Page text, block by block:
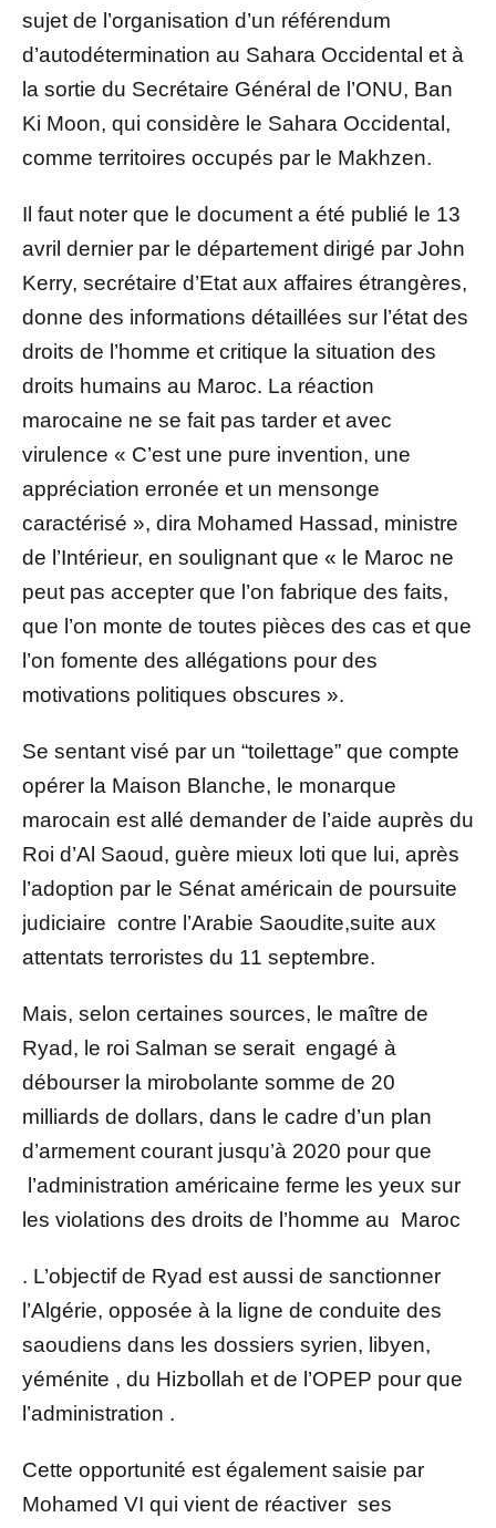
sujet de l’organisation d’un référendum
d’autodétermination au Sahara Occidental et à
la sortie du Secrétaire Général de l’ONU, Ban
Ki Moon, qui considère le Sahara Occidental,
comme territoires occupés par le Makhzen.
Il faut noter que le document a été publié le 13
avril dernier par le département dirigé par John
Kerry, secrétaire d’Etat aux affaires étrangères,
donne des informations détaillées sur l’état des
droits de l’homme et critique la situation des
droits humains au Maroc. La réaction
marocaine ne se fait pas tarder et avec
virulence « C’est une pure invention, une
appréciation erronée et un mensonge
caractérisé », dira Mohamed Hassad, ministre
de l’Intérieur, en soulignant que « le Maroc ne
peut pas accepter que l’on fabrique des faits,
que l’on monte de toutes pièces des cas et que
l’on fomente des allégations pour des
motivations politiques obscures ».
Se sentant visé par un “toilettage” que compte
opérer la Maison Blanche, le monarque
marocain est allé demander de l’aide auprès du
Roi d’Al Saoud, guère mieux loti que lui, après
l’adoption par le Sénat américain de poursuite
judiciaire contre l’Arabie Saoudite,suite aux
attentats terroristes du 11 septembre.
Mais, selon certaines sources, le maître de
Ryad, le roi Salman se serait engagé à
débourser la mirobolante somme de 20
milliards de dollars, dans le cadre d’un plan
d’armement courant jusqu’à 2020 pour que
l’administration américaine ferme les yeux sur
les violations des droits de l’homme au Maroc
. L’objectif de Ryad est aussi de sanctionner
l’Algérie, opposée à la ligne de conduite des
saoudiens dans les dossiers syrien, libyen,
yéménite , du Hizbollah et de l’OPEP pour que
l’administration .
Cette opportunité est également saisie par
Mohamed VI qui vient de réactiver ses